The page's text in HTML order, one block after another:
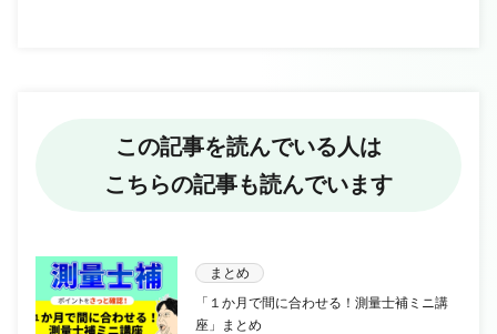
この記事を読んでいる人は
こちらの記事も読んでいます
まとめ
「１か月で間に合わせる！測量士補ミニ講
座」まとめ